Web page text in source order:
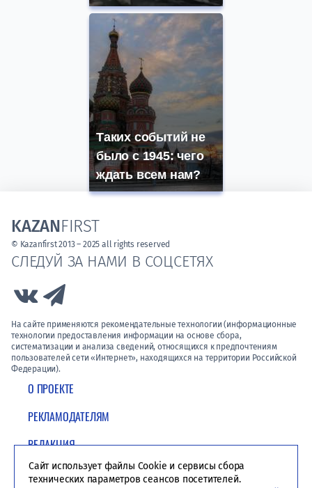
Таких событий не
было с 1945: чего
ждать всем нам?
О ПРОЕКТЕ
РЕКЛАМОДАТЕЛЯМ
РЕДАКЦИЯ
ПОЛИТИКА КОНФИДЕНЦИАЛЬНОСТИ
СЛЕДУЙ ЗА НАМИ В СОЦСЕТЯХ
Link to Vk
На сайте применяются рекомендательные технологии (информационные
технологии предоставления информации на основе сбора,
систематизации и анализа сведений, относящихся к предпочтениям
пользователей сети «Интернет», находящихся на территории Российской
Федерации).
KAZANFIRST
© Kazanfirst 2013 – 2025 all rights reserved
Сайт использует файлы Cookie и сервисы сбора
технических параметров сеансов посетителей.